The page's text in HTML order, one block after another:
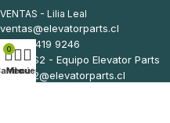
VENTAS - Lilia Leal
ventas@elevatorparts.cl
(569) 5419 9246
VENTAS2 - Equipo Elevator Parts
ventas2@elevatorparts.cl
0
Menú
Mi cuenta